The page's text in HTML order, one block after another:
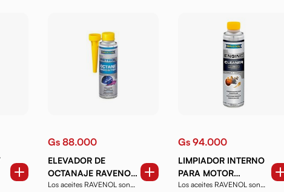
Gs 88.000
ELEVADOR DE
OCTANAJE RAVENOL
300 ML.
Los aceites RAVENOL son
Gs 94.000
LIMPIADOR INTERNO
PARA MOTOR
RAVENOL 300 ML.
Los aceites RAVENOL son